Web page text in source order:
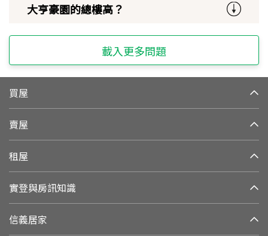
大亨豪園的總樓高？
載入更多問題
買屋
賣屋
租屋
實登與房訊知識
信義居家